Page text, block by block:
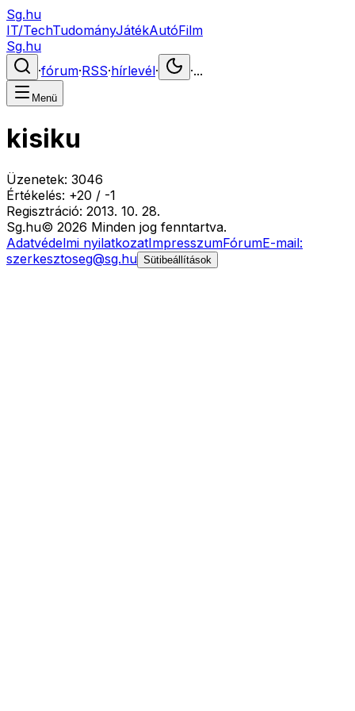
Sg.hu
IT/TechTudományJátékAutóFilm
Sg.hu
·fórum·RSS·hírlevél· ·...
Menü
kisiku
Üzenetek: 3046
Értékelés: +20 / -1
Regisztráció: 2013. 10. 28.
Sg.hu© 2026 Minden jog fenntartva.
Adatvédelmi nyilatkozatImpresszumFórumE-mail:
szerkesztoseg@sg.hu Sütibeállítások